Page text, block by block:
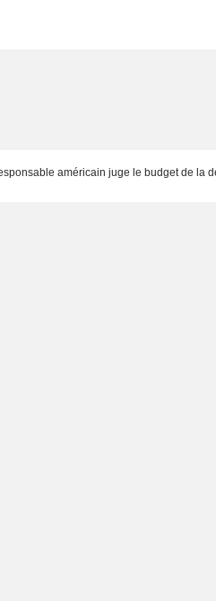
américain juge le budget de la